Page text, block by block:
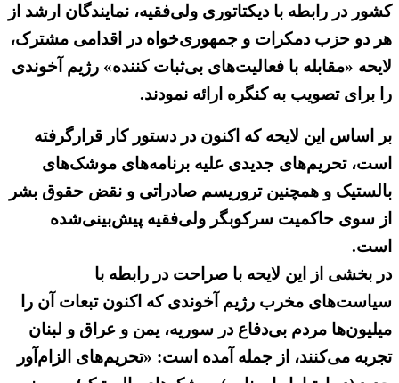
کشور در رابطه با دیکتاتوری ولی‌فقیه، نمایندگان ارشد از
هر دو حزب دمکرات و جمهوری‌خواه در اقدامی مشترک،
لایحه «مقابله با فعالیت‌های بی‌ثبات کننده» رژیم آخوندی
را برای تصویب به کنگره ارائه نمودند.
بر اساس این لایحه که اکنون در دستور کار قرارگرفته
است، تحریم‌های جدیدی علیه برنامه‌های موشک‌های
بالستیک و همچنین تروریسم صادراتی و نقض حقوق بشر
از سوی حاکمیت سرکوبگر ولی‌فقیه پیش‌بینی‌شده
است.
در بخشی از این لایحه با صراحت در رابطه با
سیاست‌های مخرب رژیم آخوندی که اکنون تبعات آن را
میلیون‌ها مردم بی‌دفاع در سوریه، یمن و عراق و لبنان
تجربه می‌کنند، از جمله آمده است: «تحریم‌های الزام‌آور